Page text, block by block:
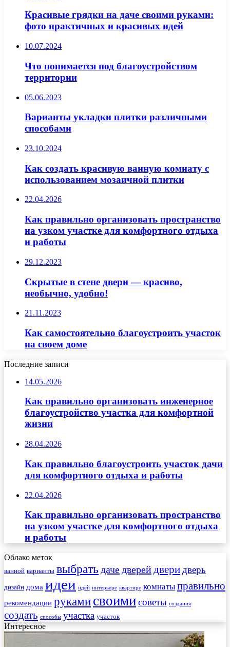
Красивые грядки на даче своими руками:
фото практичных и красивых идей
10.07.2024
Что понимается под благоустройством
территории
05.06.2023
Варианты укладки плитки различными
способами
23.10.2024
Как создать красивую ванную комнату с
использованием мозаичной плитки
22.04.2026
Как правильно организовать пространство
на узком участке для комфортного отдыха
и работы
29.12.2023
Скрытые в стене двери — красиво,
необычно, удобно!
21.11.2023
Как самостоятельно благоустроить участок
на своем доме
Последние записи
14.05.2026
Как правильно организовать инженерное
благоустройство участка для комфортной
жизни
28.04.2026
Как правильно благоустроить участок дачи
для комфортного отдыха и работы
22.04.2026
Как правильно организовать пространство
на узком участке для комфортного отдыха
и работы
Облако меток
ванной варианты выбрать даче дверейдвери дверь
дизайн дома идеи идей интерьере квартире комнаты правильно
рекомендации руками своимисоветы создания
создать способы участка участок
Интересное